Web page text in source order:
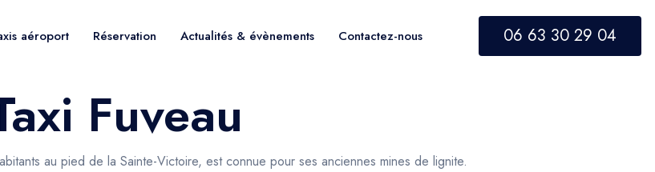
aéroport Réservation Actualités & évènements Contactez-nous 06 63 30 29 04
Fuveau
au pied de la Sainte-Victoire, est connue pour ses anciennes mines de lignite.